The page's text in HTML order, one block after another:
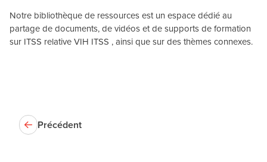
Notre bibliothèque de ressources est un espace dédié au
partage de documents, de vidéos et de supports de formation
sur ITSS relative VIH ITSS , ainsi que sur des thèmes connexes.
Précédent